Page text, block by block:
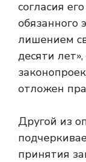
согласия
обязанного
лишением
десяти
отложен
Другой из
принятия